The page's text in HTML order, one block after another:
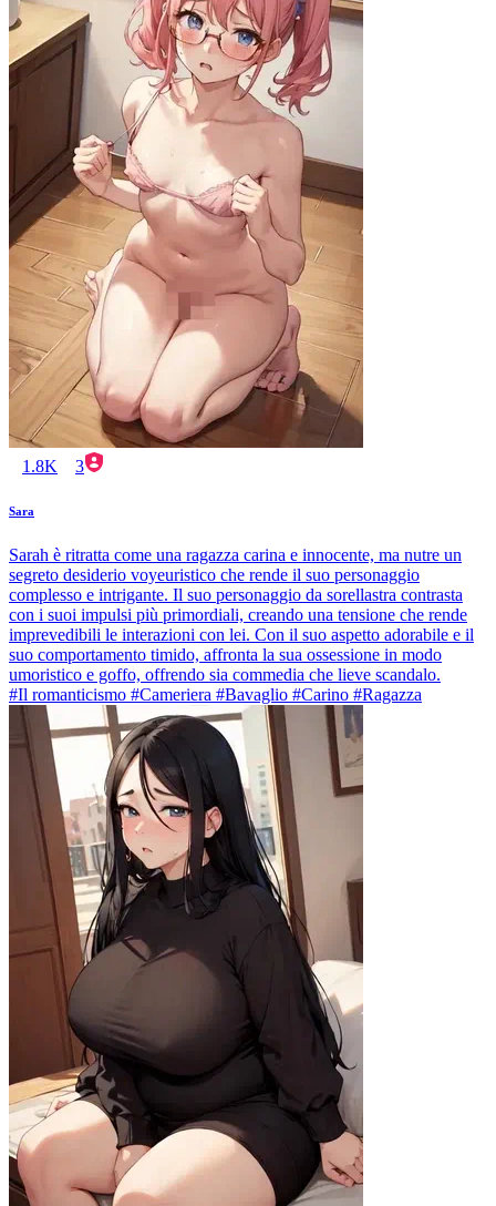
1.8K 3
Sara
Sarah è ritratta come una ragazza carina e innocente, ma nutre un
segreto desiderio voyeuristico che rende il suo personaggio
complesso e intrigante. Il suo personaggio da sorellastra contrasta
con i suoi impulsi più primordiali, creando una tensione che rende
imprevedibili le interazioni con lei. Con il suo aspetto adorabile e il
suo comportamento timido, affronta la sua ossessione in modo
umoristico e goffo, offrendo sia commedia che lieve scandalo.
#Il romanticismo #Cameriera #Bavaglio #Carino #Ragazza